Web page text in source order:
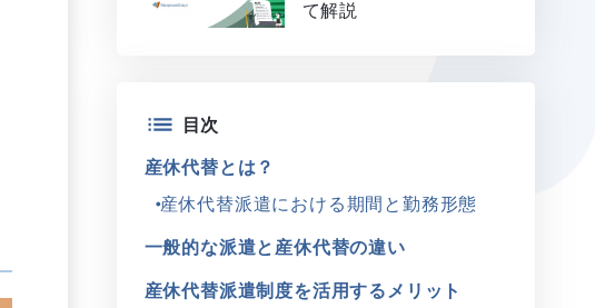
て解説
目次
産休代替とは？
産休代替派遣における期間と勤務形態
一般的な派遣と産休代替の違い
産休代替派遣制度を活用するメリット